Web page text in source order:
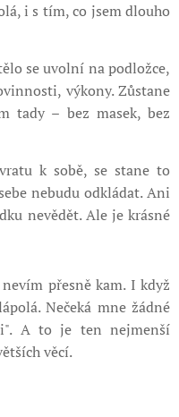
i s tím, co jsem dlouho
se uvolní na podložce,
výkony. Zůstane
tady – bez masek, bez
k sobě, se stane to
nebudu odkládat. Ani
nevědět. Ale je krásné
přesně kam. I když
Nečeká mne žádné
A to je ten nejmenší
věcí.